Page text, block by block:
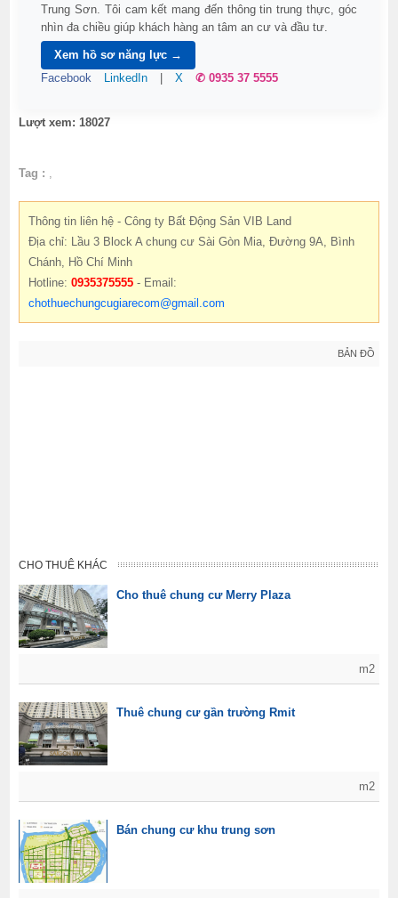
Trung Sơn. Tôi cam kết mang đến thông tin trung thực, góc
nhìn đa chiều giúp khách hàng an tâm an cư và đầu tư.
Xem hồ sơ năng lực →
Facebook
LinkedIn X ✆ 0935 37 5555
Lượt xem: 18027
Tag : ,
Thông tin liên hệ - Công ty Bất Động Sản VIB Land
Địa chỉ: Lầu 3 Block A chung cư Sài Gòn Mia, Đường 9A, Bình
Chánh, Hồ Chí Minh
Hotline:0935375555 - Email:
chothuechungcugiarecom@gmail.com
BẢN ĐỒ
CHO THUÊ KHÁC
m2
Cho thuê chung cư Merry Plaza
m2
Thuê chung cư gần trường Rmit
Bán chung cư khu trung sơn